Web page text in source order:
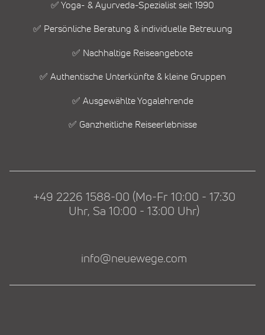
✅ Yoga- & Ayurveda-Spezialist seit 1990
✅ Persönliche Beratung & individuelle Betreuung
✅ Nachhaltige Reiseangebote
✅ Authentische Unterkünfte & kleine Gruppen
✅ Ausgewählte Yogalehrende
✅ Ganzheitliche Reiseerlebnisse
+49 2226 1588-00 (Mo-Fr 10:00 - 17:30
Uhr, Sa 10:00 - 13:00 Uhr)
info@neuewege.com